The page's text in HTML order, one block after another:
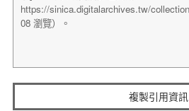
複製引用資訊